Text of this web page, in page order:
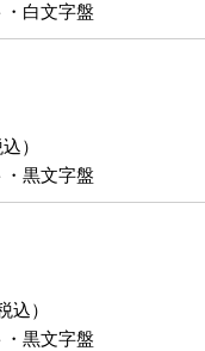
白文字盤
）
黒文字盤
込）
黒文字盤